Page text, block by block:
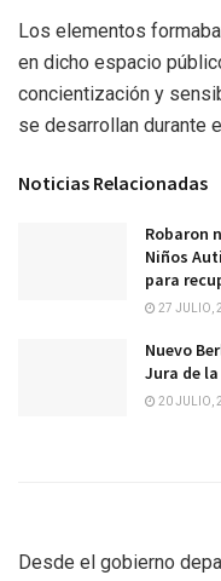
Los elementos
en dicho espacio
concientización y
se desarrollan durante
Noticias Relacionadas
Robaron
Niños
para
27 JULIO,
Nuevo
Jura de
20 JULIO,
Desde el gobierno